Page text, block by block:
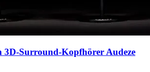
3D-Surround-Kopfhörer Audeze